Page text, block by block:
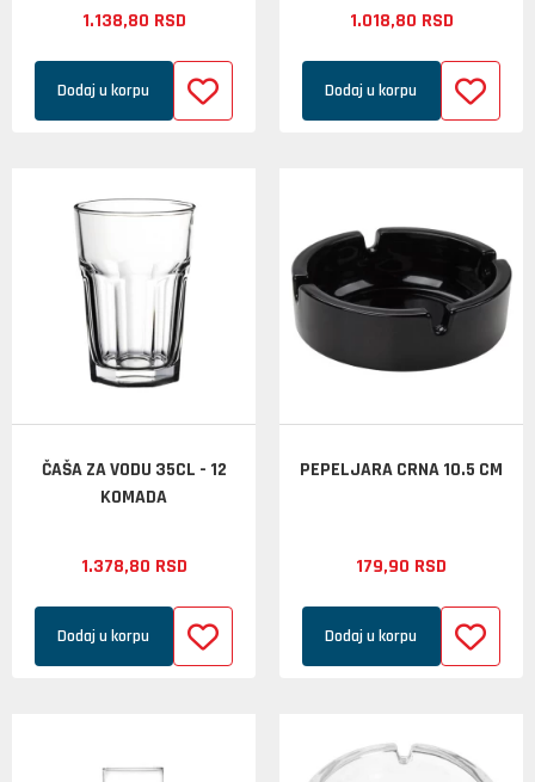
1.138,80 RSD
Dodaj u korpu
1.018,80 RSD
Dodaj u korpu
ČAŠA ZA VODU 35CL - 12
KOMADA
1.378,80 RSD
Dodaj u korpu
PEPELJARA CRNA 10.5 CM
179,90 RSD
Dodaj u korpu